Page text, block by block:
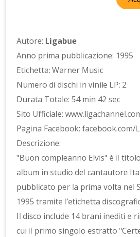
Autore: Ligabue
Anno prima pubblicazione: 1995
Etichetta: Warner Music
Numero di dischi in vinile LP: 2
Durata Totale: 54 min 42 sec
Sito Ufficiale:
Pagina Facebook: facebook.com/
Descrizione:
"Buon compleanno Elvis" è il
album in studio del cantautore
pubblicato per la prima volta nel
1995 tramite l’etichetta
Il disco include 14 brani inediti e
cui il primo singolo estratto